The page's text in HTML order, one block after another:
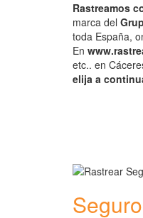
Rastreamos
marca del
toda España,
En
etc.. en
elija a